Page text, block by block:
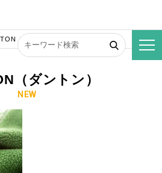
（ダントン）
（ダントン）
NEW